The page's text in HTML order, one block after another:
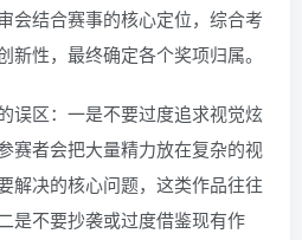
会结合赛事的核心定位，综合考
性，最终确定各个奖项归属。
误区：一是不要过度追求视觉炫
赛者会把大量精力放在复杂的视
解决的核心问题，这类作品往往
是不要抄袭或过度借鉴现有作